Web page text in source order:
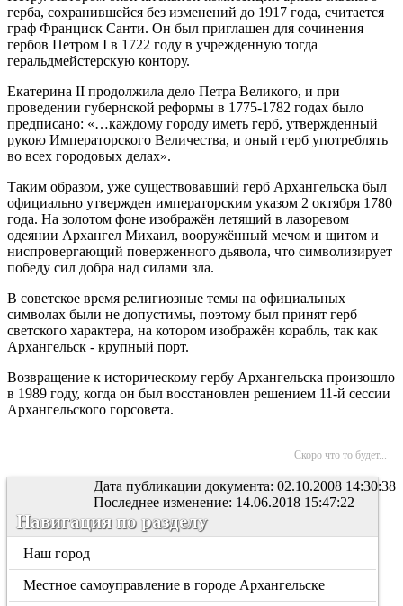
герба, сохранившейся без изменений до 1917 года, считается
граф Франциск Санти. Он был приглашен для сочинения
гербов Петром I в 1722 году в учрежденную тогда
геральдмейстерскую контору.
Екатерина II продолжила дело Петра Великого, и при
проведении губернской реформы в 1775-1782 годах было
предписано: «…каждому городу иметь герб, утвержденный
рукою Императорского Величества, и оный герб употреблять
во всех городовых делах».
Таким образом, уже существовавший герб Архангельска был
официально утвержден императорским указом 2 октября 1780
года. На золотом фоне изображён летящий в лазоревом
одеянии Архангел Михаил, вооружённый мечом и щитом и
ниспровергающий поверженного дьявола, что символизирует
победу сил добра над силами зла.
В советское время религиозные темы на официальных
символах были не допустимы, поэтому был принят герб
светского характера, на котором изображён корабль, так как
Архангельск - крупный порт.
Возвращение к историческому гербу Архангельска произошло
в 1989 году, когда он был восстановлен решением 11-й сессии
Архангельского горсовета.
Скоро что то будет...
Дата публикации документа: 02.10.2008 14:30:38
Последнее изменение: 14.06.2018 15:47:22
Навигация по разделу
Наш город
Местное самоуправление в городе Архангельске